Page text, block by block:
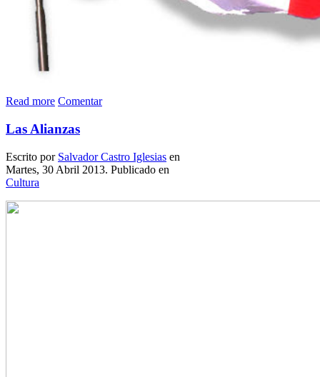
Read more Comentar
Las Alianzas
Escrito por Salvador Castro Iglesias en
Martes, 30 Abril 2013. Publicado en
Cultura